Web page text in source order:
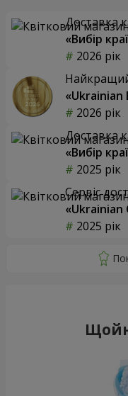
Доставка
«Вибір
2026 рік
«Ukrainian
2026 рік
Доставка
«Вибір
2025 рік
Сервіс
«Ukrainian
2025 рік